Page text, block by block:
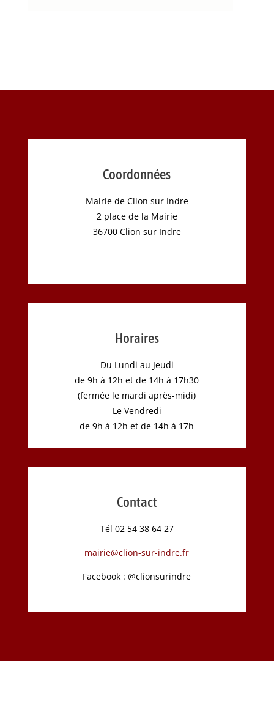
Coordonnées
Mairie de Clion sur Indre
2 place de la Mairie
36700 Clion sur Indre
Horaires
Du Lundi au Jeudi
de 9h à 12h et de 14h à 17h30
(fermée le mardi après-midi)
Le Vendredi
de 9h à 12h et de 14h à 17h
Contact
Tél 02 54 38 64 27
mairie@clion-sur-indre.fr
Facebook : @clionsurindre